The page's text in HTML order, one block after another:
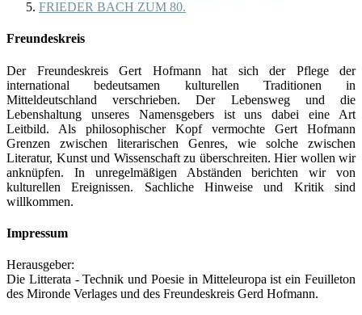
FRIEDER BACH ZUM 80.
Freundeskreis
Der Freundeskreis Gert Hofmann hat sich der Pflege der
international bedeutsamen kulturellen Traditionen in
Mitteldeutschland verschrieben. Der Lebensweg und die
Lebenshaltung unseres Namensgebers ist uns dabei eine Art
Leitbild. Als philosophischer Kopf vermochte Gert Hofmann
Grenzen zwischen literarischen Genres, wie solche zwischen
Literatur, Kunst und Wissenschaft zu überschreiten. Hier wollen wir
anknüpfen. In unregelmäßigen Abständen berichten wir von
kulturellen Ereignissen. Sachliche Hinweise und Kritik sind
willkommen.
Impressum
Herausgeber:
Die Litterata - Technik und Poesie in Mitteleuropa ist ein Feuilleton
des Mironde Verlages und des Freundeskreis Gerd Hofmann.